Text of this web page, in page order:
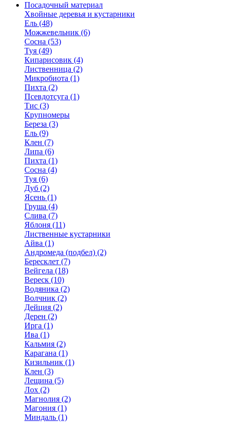
Посадочный материал
Хвойные деревья и кустарники
Ель (48)
Можжевельник (6)
Сосна (53)
Туя (49)
Кипарисовик (4)
Лиственница (2)
Микробиота (1)
Пихта (2)
Псевдотсуга (1)
Тис (3)
Крупномеры
Береза (3)
Ель (9)
Клен (7)
Липа (6)
Пихта (1)
Сосна (4)
Туя (6)
Дуб (2)
Ясень (1)
Груша (4)
Слива (7)
Яблоня (11)
Лиственные кустарники
Айва (1)
Андромеда (подбел) (2)
Бересклет (7)
Вейгела (18)
Вереск (10)
Водяника (2)
Волчник (2)
Дейция (2)
Дерен (2)
Ирга (1)
Ива (1)
Кальмия (2)
Карагана (1)
Кизильник (1)
Клен (3)
Лещина (5)
Лох (2)
Магнолия (2)
Магония (1)
Миндаль (1)